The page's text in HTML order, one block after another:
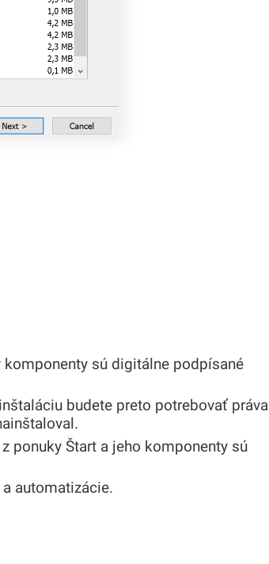
sú digitálne podpísané
budete preto potrebovať práva
ponuky Štart a jeho komponenty sú
automatizácie.